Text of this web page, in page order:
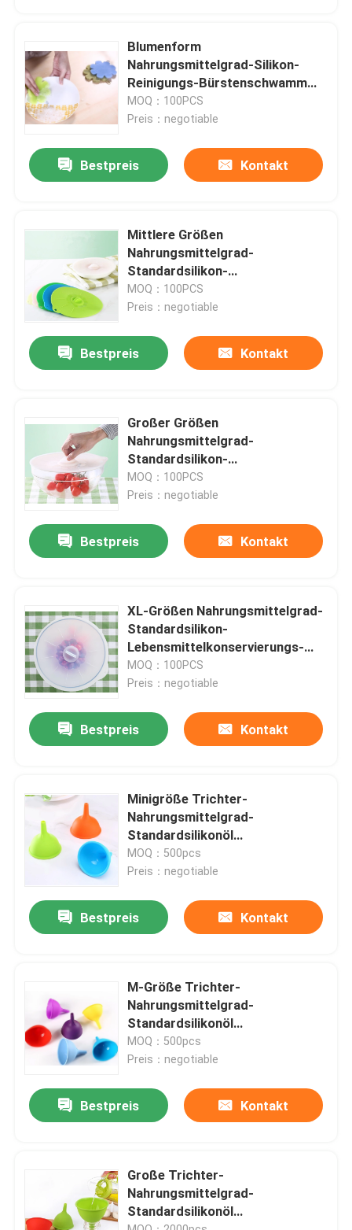
Produkte
Über uns
Fabrik-Ausflug
Treten Sie mit uns in Verbindung
Formen Sie Silikon-Form
Eis-Würfel-Silikon-Formen
Kuchen-Silikon-Formen
Blumenform
Nahrungsmittelgrad-Silikon-
Reinigungs-Bürstenschwamm
für Reinigungsteller und Frucht
MOQ：100PCS
Preis：negotiable
Bestpreis Kontakt
Mittlere Größen
Nahrungsmittelgrad-
Standardsilikon-
Lebensmittelkonservierungs-
Schüssel-Abdeckungsdeckel
MOQ：100PCS
Preis：negotiable
Bestpreis Kontakt
Großer Größen
Nahrungsmittelgrad-
Standardsilikon-
Lebensmittelkonservierungs-
Schüssel-Abdeckungsdeckel
MOQ：100PCS
Preis：negotiable
Bestpreis Kontakt
XL-Größen Nahrungsmittelgrad-
Standardsilikon-
Lebensmittelkonservierungs-
Schüssel-Abdeckungsdeckel
MOQ：100PCS
Preis：negotiable
Bestpreis Kontakt
Minigröße Trichter-
Nahrungsmittelgrad-
Standardsilikonöl
Trichterküchenwerkzeuge
MOQ：500pcs
Preis：negotiable
Bestpreis Kontakt
M-Größe Trichter-
Nahrungsmittelgrad-
Standardsilikonöl
Trichterküchenwerkzeuge
MOQ：500pcs
Preis：negotiable
Bestpreis Kontakt
Große Trichter-
Nahrungsmittelgrad-
Standardsilikonöl